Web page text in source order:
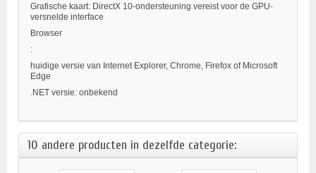
Grafische kaart: DirectX 10-ondersteuning vereist voor de GPU-
versnelde interface
Browser
:
huidige versie van Internet Explorer, Chrome, Firefox of Microsoft
Edge
.NET versie: onbekend
10 andere producten in dezelfde categorie: